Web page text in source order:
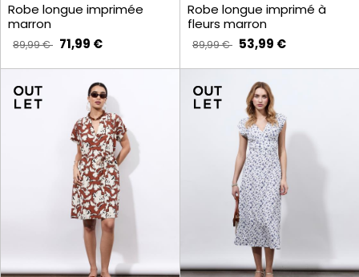
Robe longue imprimée
marron
89,99 € 71,99 €
Robe longue imprimé à
fleurs marron
89,99 € 53,99 €